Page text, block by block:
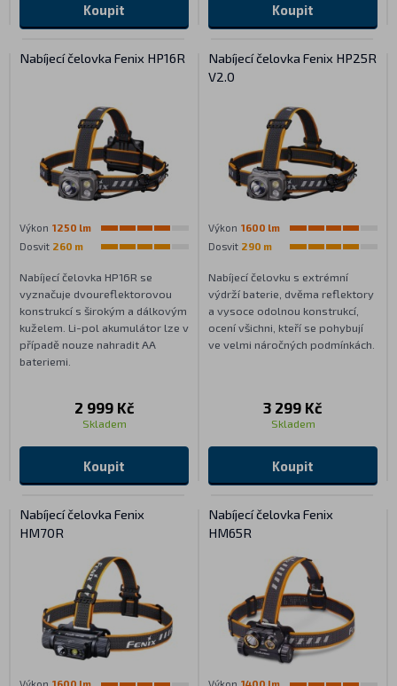
Koupit Koupit
Nabíjecí čelovka Fenix HP16R
Výkon 1250 lm
Dosvit 260 m
Nabíjecí čelovka HP16R se
vyznačuje dvoureflektorovou
konstrukcí s širokým a dálkovým
kuželem. Li-pol akumulátor lze v
případě nouze nahradit AA
bateriemi.
2 999 Kč
Skladem
Koupit
Nabíjecí čelovka Fenix HP25R
V2.0
Výkon 1600 lm
Dosvit 290 m
Nabíjecí čelovku s extrémní
výdrží baterie, dvěma reflektory
a vysoce odolnou konstrukcí,
ocení všichni, kteří se pohybují
ve velmi náročných podmínkách.
3 299 Kč
Skladem
Koupit
Nabíjecí čelovka Fenix
HM70R
Nabíjecí čelovka Fenix
HM65R